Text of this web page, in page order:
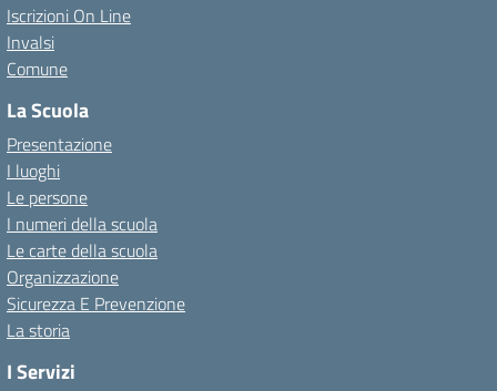
Iscrizioni On Line
Invalsi
Comune
La Scuola
Presentazione
I luoghi
Le persone
I numeri della scuola
Le carte della scuola
Organizzazione
Sicurezza E Prevenzione
La storia
I Servizi